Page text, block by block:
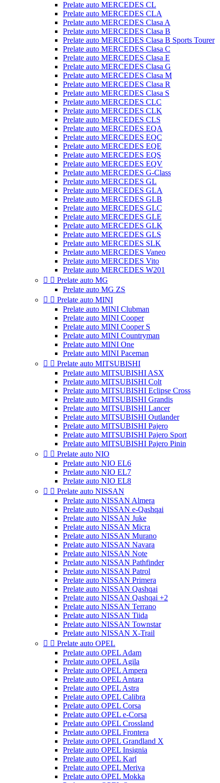
Prelate auto MERCEDES CL
Prelate auto MERCEDES CLA
Prelate auto MERCEDES Clasa A
Prelate auto MERCEDES Clasa B
Prelate auto MERCEDES Clasa B Sports Tourer
Prelate auto MERCEDES Clasa C
Prelate auto MERCEDES Clasa E
Prelate auto MERCEDES Clasa G
Prelate auto MERCEDES Clasa M
Prelate auto MERCEDES Clasa R
Prelate auto MERCEDES Clasa S
Prelate auto MERCEDES CLC
Prelate auto MERCEDES CLK
Prelate auto MERCEDES CLS
Prelate auto MERCEDES EQA
Prelate auto MERCEDES EQC
Prelate auto MERCEDES EQE
Prelate auto MERCEDES EQS
Prelate auto MERCEDES EQV
Prelate auto MERCEDES G-Class
Prelate auto MERCEDES GL
Prelate auto MERCEDES GLA
Prelate auto MERCEDES GLB
Prelate auto MERCEDES GLC
Prelate auto MERCEDES GLE
Prelate auto MERCEDES GLK
Prelate auto MERCEDES GLS
Prelate auto MERCEDES SLK
Prelate auto MERCEDES Vaneo
Prelate auto MERCEDES Vito
Prelate auto MERCEDES W201
  Prelate auto MG
Prelate auto MG ZS
  Prelate auto MINI
Prelate auto MINI Clubman
Prelate auto MINI Cooper
Prelate auto MINI Cooper S
Prelate auto MINI Countryman
Prelate auto MINI One
Prelate auto MINI Paceman
  Prelate auto MITSUBISHI
Prelate auto MITSUBISHI ASX
Prelate auto MITSUBISHI Colt
Prelate auto MITSUBISHI Eclipse Cross
Prelate auto MITSUBISHI Grandis
Prelate auto MITSUBISHI Lancer
Prelate auto MITSUBISHI Outlander
Prelate auto MITSUBISHI Pajero
Prelate auto MITSUBISHI Pajero Sport
Prelate auto MITSUBISHI Pajero Pinin
  Prelate auto NIO
Prelate auto NIO EL6
Prelate auto NIO EL7
Prelate auto NIO EL8
  Prelate auto NISSAN
Prelate auto NISSAN Almera
Prelate auto NISSAN e-Qashqai
Prelate auto NISSAN Juke
Prelate auto NISSAN Micra
Prelate auto NISSAN Murano
Prelate auto NISSAN Navara
Prelate auto NISSAN Note
Prelate auto NISSAN Pathfinder
Prelate auto NISSAN Patrol
Prelate auto NISSAN Primera
Prelate auto NISSAN Qashqai
Prelate auto NISSAN Qashqai +2
Prelate auto NISSAN Terrano
Prelate auto NISSAN Tiida
Prelate auto NISSAN Townstar
Prelate auto NISSAN X-Trail
  Prelate auto OPEL
Prelate auto OPEL Adam
Prelate auto OPEL Agila
Prelate auto OPEL Ampera
Prelate auto OPEL Antara
Prelate auto OPEL Astra
Prelate auto OPEL Calibra
Prelate auto OPEL Corsa
Prelate auto OPEL e-Corsa
Prelate auto OPEL Crossland
Prelate auto OPEL Frontera
Prelate auto OPEL Grandland X
Prelate auto OPEL Insignia
Prelate auto OPEL Karl
Prelate auto OPEL Meriva
Prelate auto OPEL Mokka